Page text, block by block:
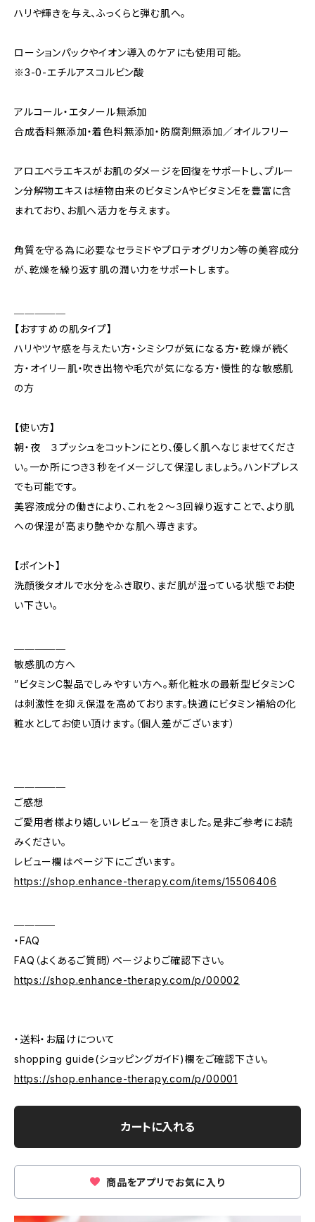
ハリや輝きを与え、ふっくらと弾む肌へ。
ローションパックやイオン導入のケアにも使用可能。
※3-0-エチルアスコルビン酸
アルコール・エタノール無添加
合成香料無添加・着色料無添加・防腐剤無添加／オイルフリー
アロエべラエキスがお肌のダメージを回復をサポートし、プルー
ン分解物エキスは植物由来のビタミンAやビタミンEを豊富に含
まれており、お肌へ活力を与えます。
角質を守る為に必要なセラミドやプロテオグリカン等の美容成分
が、乾燥を繰り返す肌の潤い力をサポートします。
【おすすめの肌タイプ】
ハリやツヤ感を与えたい方・シミシワが気になる方・乾燥が続く
方・オイリー肌・吹き出物や毛穴が気になる方・慢性的な敏感肌
の方
【使い方】
朝・夜 ３プッシュをコットンにとり、優しく肌へなじませてくださ
い。一か所につき３秒をイメージして保湿しましょう。ハンドプレス
でも可能です。
美容液成分の働きにより、これを２～３回繰り返すことで、より肌
への保湿が高まり艶やかな肌へ導きます。
【ポイント】
洗顔後タオルで水分をふき取り、まだ肌が湿っている状態でお使
い下さい。
敏感肌の方へ
”ビタミンC製品でしみやすい方へ。新化粧水の最新型ビタミンC
は刺激性を抑え保湿を高めております。快適にビタミン補給の化
粧水としてお使い頂けます。（個人差がございます）
ご感想
ご愛用者様より嬉しいレビューを頂きました。是非ご参考にお読
みください。
レビュー欄はページ下にございます。
https://shop.enhance-therapy.com/items/15506406
・FAQ
FAQ（よくあるご質問）ページよりご確認下さい。
https://shop.enhance-therapy.com/p/00002
・送料・お届けについて
shopping guide(ショッピングガイド)欄をご確認下さい。
https://shop.enhance-therapy.com/p/00001
カートに入れる
商品をアプリでお気に入り